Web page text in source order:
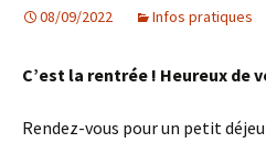
08/09/2022 Infos pratiques
C’est la rentrée ! Heureux de
Rendez-vous pour un petit